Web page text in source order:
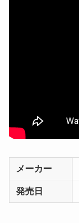
メーカー
発売日